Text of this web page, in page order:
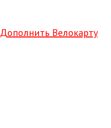
Дополнить Велокарту